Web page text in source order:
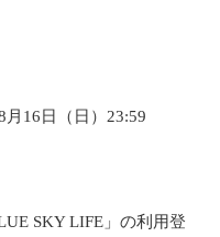
月16日（日）23:59
SKY LIFE」の利用登